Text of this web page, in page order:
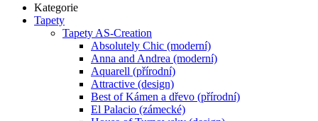
Kategorie
Tapety
Tapety AS-Creation
Absolutely Chic (moderní)
Anna and Andrea (moderní)
Aquarell (přírodní)
Attractive (design)
Best of Kámen a dřevo (přírodní)
El Palacio (zámecké)